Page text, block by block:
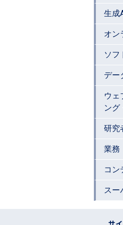
生成
オン
ソフ
デー
ウェ
ング
研究
業務
コン
スー
フ